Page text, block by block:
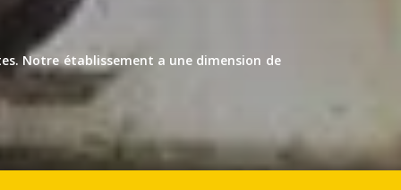
Notre établissement a une dimension de